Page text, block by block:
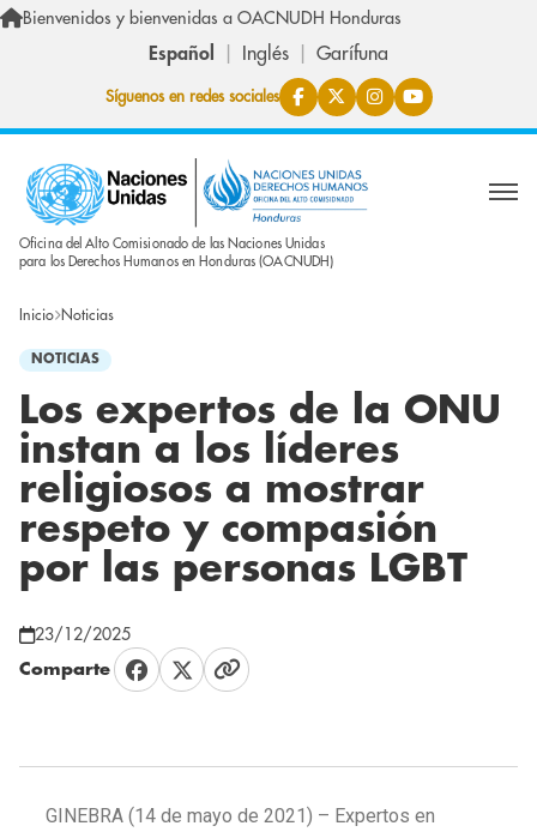
Pasar al contenido principal
Bienvenidos y bienvenidas a OACNUDH Honduras
Español Inglés Garífuna
Síguenos en redes sociales
Oficina del Alto Comisionado de las Naciones Unidas
para los Derechos Humanos en Honduras (OACNUDH)
Inicio Noticias
NOTICIAS
Los expertos de la ONU
instan a los líderes
religiosos a mostrar
respeto y compasión
por las personas LGBT
23/12/2025
Comparte
GINEBRA (14 de mayo de 2021) – Expertos en